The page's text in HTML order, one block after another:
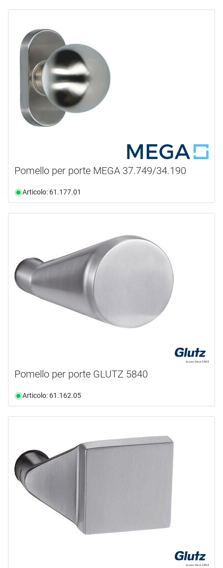
Pomello per porte MEGA 37.749/34.190
Articolo: 61.177.01
Pomello per porte GLUTZ 5840
Articolo: 61.162.05